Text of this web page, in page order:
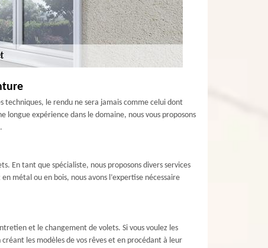
techniques, le rendu ne sera jamais comme celui dont
longue expérience dans le domaine, nous vous proposons
En tant que spécialiste, nous proposons divers services
métal ou en bois, nous avons l’expertise nécessaire
et le changement de volets. Si vous voulez les
les modèles de vos rêves et en procédant à leur